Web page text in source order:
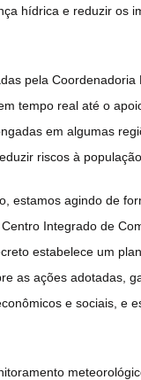
hídrica e reduzir os
pela Coordenadoria
tempo real até o
em algumas
riscos à
estamos agindo de
Integrado de
estabelece um
as ações adotadas,
e sociais, e